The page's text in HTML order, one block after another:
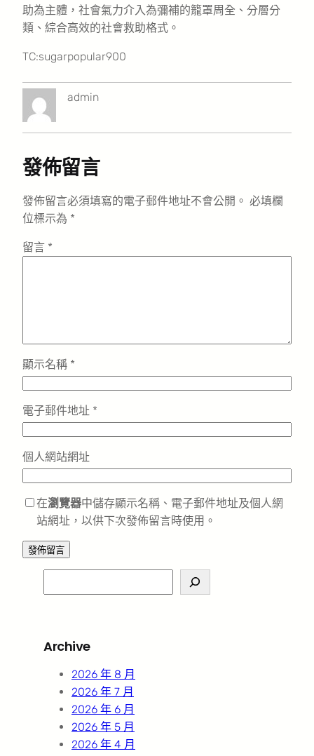
助為主體，社會氣力介入為彌補的籠罩周全、分層分
類、綜合高效的社會救助格式。
TC:sugarpopular900
admin
發佈留言
發佈留言必須填寫的電子郵件地址不會公開。 必填欄
位標示為 *
留言 *
顯示名稱 *
電子郵件地址 *
個人網站網址
在瀏覽器中儲存顯示名稱、電子郵件地址及個人網
站網址，以供下次發佈留言時使用。
e
c
Archive
2026 年 8 月
2026 年 7 月
2026 年 6 月
2026 年 5 月
2026 年 4 月